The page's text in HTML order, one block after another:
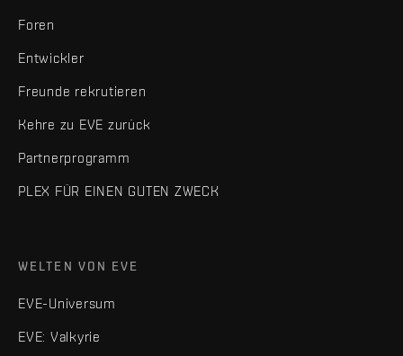
Foren
Entwickler
Freunde rekrutieren
Kehre zu EVE zurück
Partnerprogramm
PLEX FÜR EINEN GUTEN ZWECK
WELTEN VON EVE
EVE-Universum
EVE: Valkyrie